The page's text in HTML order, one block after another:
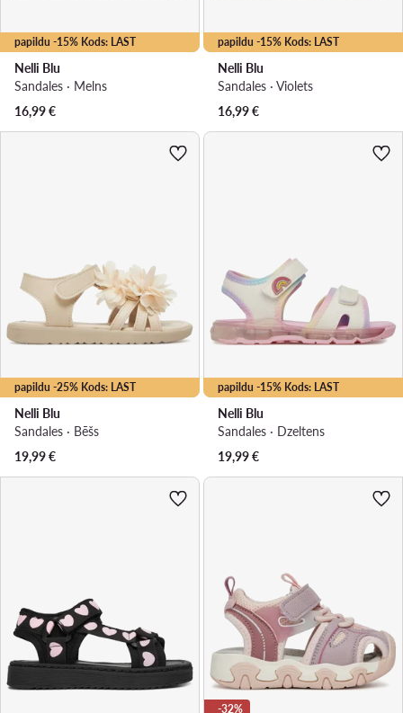
papildu -15% Kods: LAST
Nelli Blu
Sandales · Melns
16,99€
papildu -15% Kods: LAST
Nelli Blu
Sandales · Violets
16,99€
papildu -25% Kods: LAST
Nelli Blu
Sandales · Bēšs
19,99€
papildu -15% Kods: LAST
Nelli Blu
Sandales · Dzeltens
19,99€
-32%